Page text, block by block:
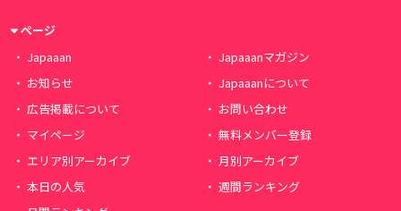
ページ
Japaaan
Japaaanマガジン
お知らせ
Japaaanについて
広告掲載について
お問い合わせ
マイページ
無料メンバー登録
エリア別アーカイブ
月別アーカイブ
本日の人気
週間ランキング